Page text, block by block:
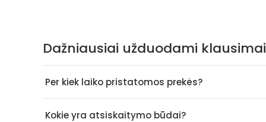
Dažniausiai užduodami klausimai
Per kiek laiko pristatomos prekės?
Kokie yra atsiskaitymo būdai?